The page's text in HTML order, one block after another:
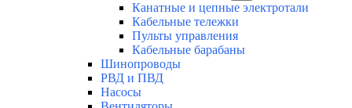
Канатные и цепные электротали
Кабельные тележки
Пульты управления
Кабельные барабаны
Шинопроводы
РВД и ПВД
Насосы